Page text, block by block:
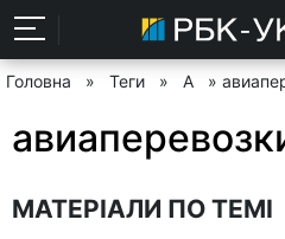
Головна » Теги » А »
МАТЕРІАЛИ ПО ТЕМІ